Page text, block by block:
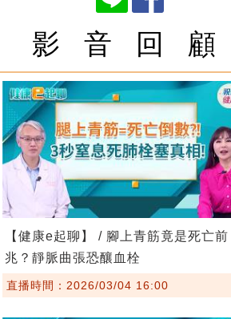
影 音 回 顧
【健康e起聊】 / 腳上青筋竟是死亡前
兆？靜脈曲張恐釀血栓
直播時間：2026/03/04 16:00